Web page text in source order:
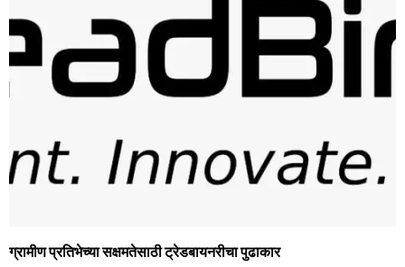
ग्रामीण प्रतिभेच्या सक्षमतेसाठी ट्रेडबायनरीचा पुढाकार